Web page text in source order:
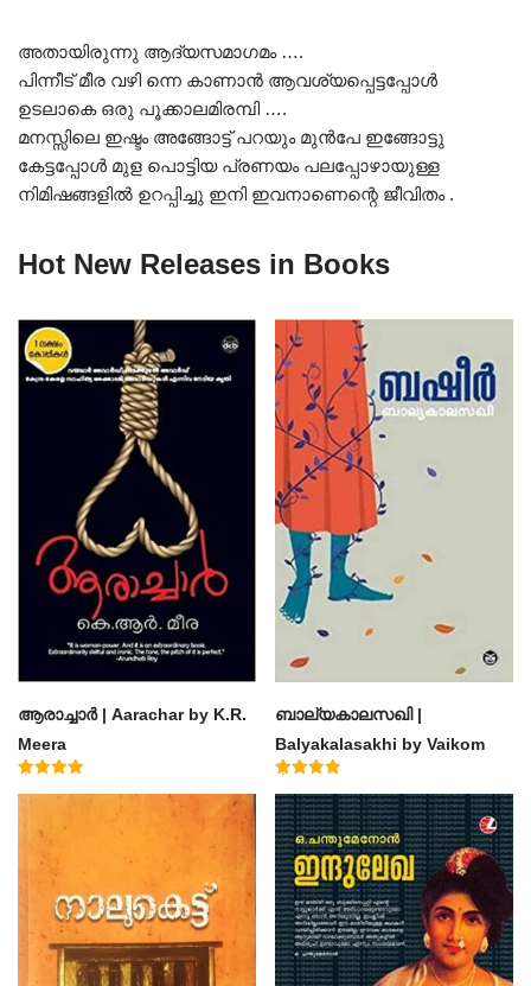
അതായിരുന്നു ആദ്യസമാഗമം ….
പിന്നീട് മീര വഴി ന്നെ കാണാൻ ആവശ്യപ്പെട്ടപ്പോൾ
ഉടലാകെ ഒരു പൂക്കാലമിരമ്പി ….
മനസ്സിലെ ഇഷ്ടം അങ്ങോട്ട് പറയും മുൻപേ ഇങ്ങോട്ടു
കേട്ടപ്പോൾ മുള പൊട്ടിയ പ്രണയം പലപ്പോഴായുള്ള
നിമിഷങ്ങളിൽ ഉറപ്പിച്ചു ഇനി ഇവനാണെന്റെ ജീവിതം .
Hot New Releases in Books
ആരാച്ചാര്‍ | Aarachar by K.R.
Meera
ബാല്യകാലസഖി |
Balyakalasakhi by Vaikom
Muhammad Basheer
4.60
out of 5